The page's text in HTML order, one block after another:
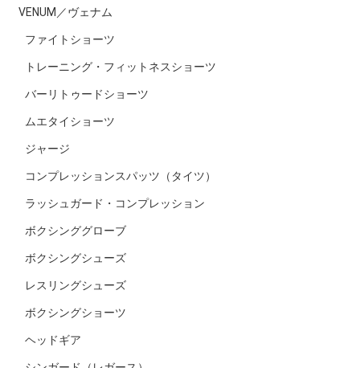
VENUM／ヴェナム
ファイトショーツ
トレーニング・フィットネスショーツ
バーリトゥードショーツ
ムエタイショーツ
ジャージ
コンプレッションスパッツ（タイツ）
ラッシュガード・コンプレッション
ボクシンググローブ
ボクシングシューズ
レスリングシューズ
ボクシングショーツ
ヘッドギア